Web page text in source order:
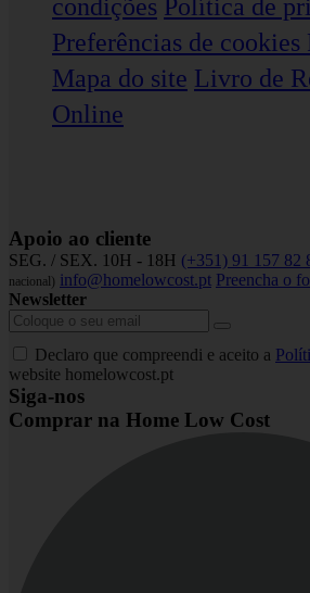
Preferências de cookies
Mapa do site Livro de
Online
Apoio ao cliente
SEG. / SEX. 10H - 18H (+351) 91 157 82
nacional) info@homelowcost.pt Preencha o
Newsletter
Declaro que compreendi e aceito a
website homelowcost.pt
Siga-nos
Comprar na Home Low Cost